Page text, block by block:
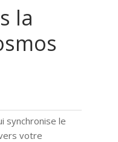
la
synchronise le
votre